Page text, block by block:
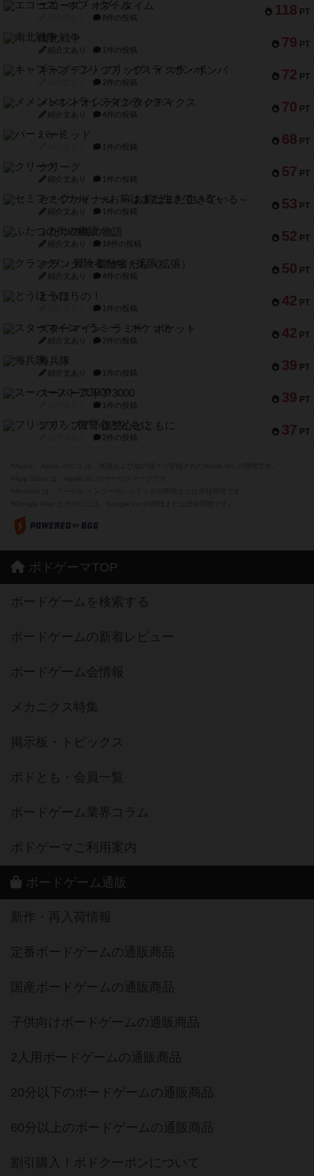
118 PT
エコーズ・オブ・タイム
8件の投稿
79 PT
南北戦争
紹介文あり 1件の投稿
72 PT
キャプテン・フリップ：イスラ・ボンバ
2件の投稿
70 PT
メメントオンラインタクティクス
紹介文あり 4件の投稿
68 PT
パーミッド
1件の投稿
57 PT
クリーグ
紹介文あり 1件の投稿
53 PT
セミファイナル ～お前はまだ生きている～
紹介文あり 1件の投稿
52 PT
ふたつの街の物語
紹介文あり 18件の投稿
50 PT
クランク! ：冒険者たち（拡張）
紹介文あり 4件の投稿
42 PT
とうほうの！
1件の投稿
42 PT
スターマイン・ラミー ポケット
紹介文あり 2件の投稿
39 PT
海兵隊
紹介文あり 1件の投稿
39 PT
スーパーストア3000
1件の投稿
37 PT
フリップ７：復讐心とともに
2件の投稿
ボドゲーマTOP
ボードゲームを検索する
ボードゲームの新着レビュー
ボードゲーム会情報
メカニクス特集
掲示板・トピックス
ボドとも・会員一覧
ボードゲーム業界コラム
ボドゲーマご利用案内
ボードゲーム通販
新作・再入荷情報
定番ボードゲームの通販商品
国産ボードゲームの通販商品
子供向けボードゲームの通販商品
2人用ボードゲームの通販商品
20分以下のボードゲームの通販商品
60分以上のボードゲームの通販商品
割引購入！ボドクーポンについて